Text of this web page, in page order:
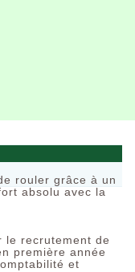
rouler grâce à un
absolu avec la
le recrutement de
première année
et